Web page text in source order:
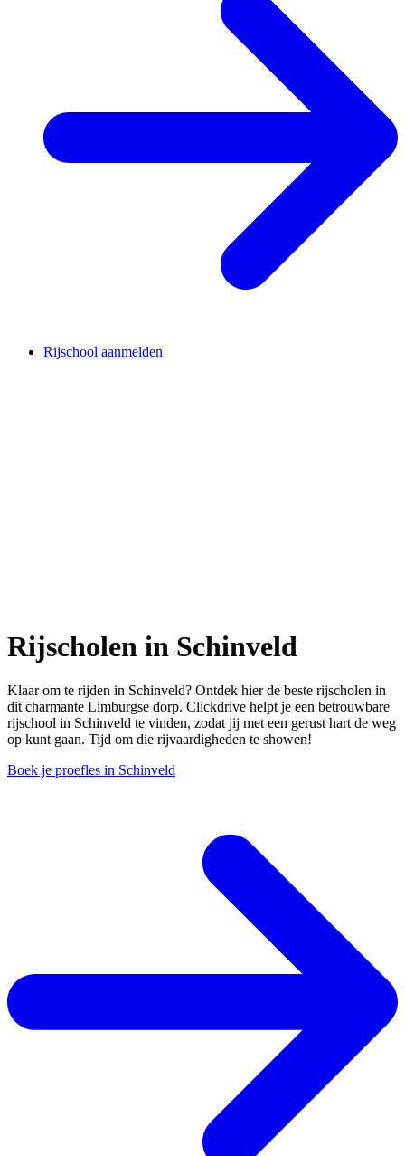
Rijschool aanmelden
Rijscholen in Schinveld
Klaar om te rijden in Schinveld? Ontdek hier de beste rijscholen in
dit charmante Limburgse dorp. Clickdrive helpt je een betrouwbare
rijschool in Schinveld te vinden, zodat jij met een gerust hart de weg
op kunt gaan. Tijd om die rijvaardigheden te showen!
Boek je proefles in Schinveld